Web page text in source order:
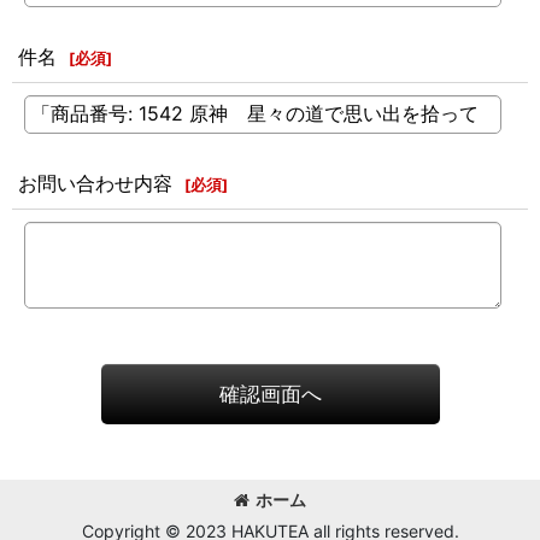
件名 [必須]
お問い合わせ内容 [必須]
確認画面へ
ホーム
Copyright © 2023 HAKUTEA all rights reserved.